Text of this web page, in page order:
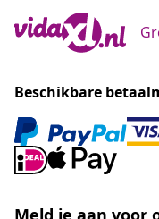
Beschikbare
Meld je aan voor